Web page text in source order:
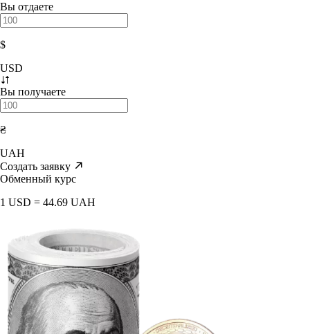
Вы отдаете
$
USD
Вы получаете
₴
UAH
Создать заявку
Обменный курс
1 USD = 44.69 UAH